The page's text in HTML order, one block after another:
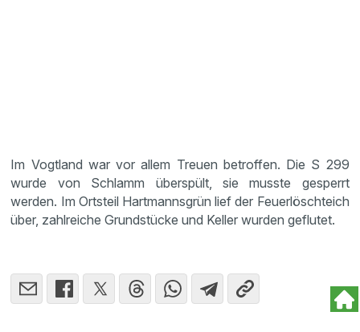
Im Vogtland war vor allem Treuen betroffen. Die S 299
wurde von Schlamm überspült, sie musste gesperrt
werden. Im Ortsteil Hartmannsgrün lief der Feuerlöschteich
über, zahlreiche Grundstücke und Keller wurden geflutet.